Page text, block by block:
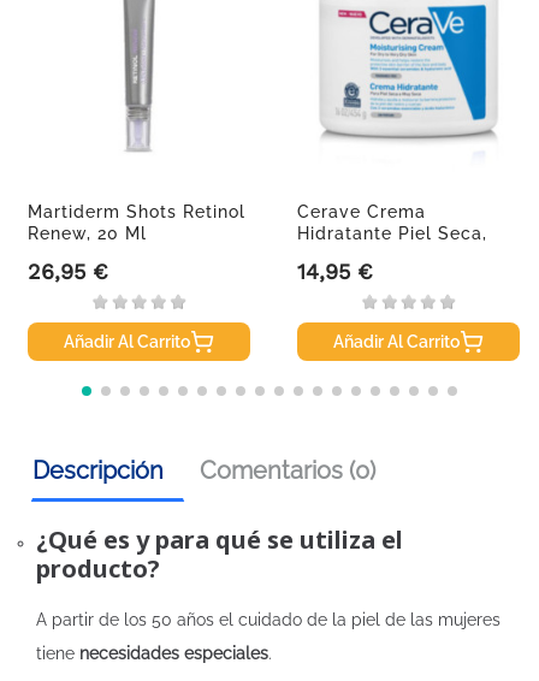
Martiderm Shots Retinol
Renew, 20 Ml
Precio
26,95 €
Añadir Al Carrito
Cerave Crema
Hidratante Piel Seca,
Precio
14,95 €
Añadir Al Carrito
Descripción Comentarios (0)
¿Qué es y para qué se utiliza el
producto?
A partir de los 50 años el cuidado de la piel de las mujeres
tiene necesidades especiales.